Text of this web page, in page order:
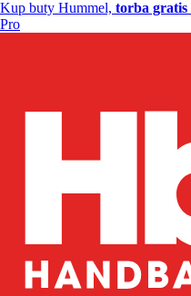
Kup buty Hummel, torba gratis
Pro